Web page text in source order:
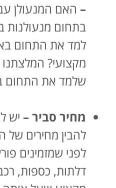
– האם המנעולן
בתחום מנעולנות
למד את התחום
מקצועי?
שלמד את התחום
מחיר סביר – יש
להבין מחירים של
לפני שמזמינים
דלתות, כספות,